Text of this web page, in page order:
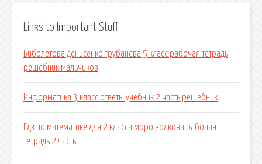
Links to Important Stuff
Биболетова денисенко трубанева 5 класс рабочая тетрадь
решебник мальчиков
Информатика 3 класс ответы учебник 2 часть решебник
Гдз по математике для 2 класса моро волкова рабочая
тетрадь 2 часть